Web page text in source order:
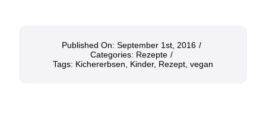
Published On: September 1st, 2016 /
Categories: Rezepte /
Tags: Kichererbsen, Kinder, Rezept, vegan